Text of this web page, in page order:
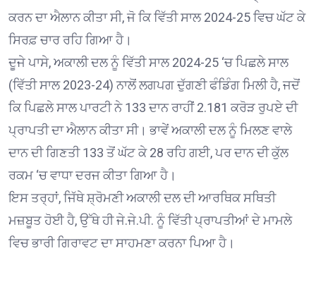
ਕਰਨ ਦਾ ਐਲਾਨ ਕੀਤਾ ਸੀ, ਜੋ ਕਿ ਵਿੱਤੀ ਸਾਲ 2024-25 ਵਿਚ ਘੱਟ ਕੇ
ਸਿਰਫ਼ ਚਾਰ ਰਹਿ ਗਿਆ ਹੈ।
ਦੂਜੇ ਪਾਸੇ, ਅਕਾਲੀ ਦਲ ਨੂੰ ਵਿੱਤੀ ਸਾਲ 2024-25 ‘ਚ ਪਿਛਲੇ ਸਾਲ
(ਵਿੱਤੀ ਸਾਲ 2023-24) ਨਾਲੋਂ ਲਗਪਗ ਦੁੱਗਣੀ ਫੰਡਿੰਗ ਮਿਲੀ ਹੈ, ਜਦੋਂ
ਕਿ ਪਿਛਲੇ ਸਾਲ ਪਾਰਟੀ ਨੇ 133 ਦਾਨ ਰਾਹੀਂ 2.181 ਕਰੋੜ ਰੁਪਏ ਦੀ
ਪ੍ਰਾਪਤੀ ਦਾ ਐਲਾਨ ਕੀਤਾ ਸੀ। ਭਾਵੇਂ ਅਕਾਲੀ ਦਲ ਨੂੰ ਮਿਲਣ ਵਾਲੇ
ਦਾਨ ਦੀ ਗਿਣਤੀ 133 ਤੋਂ ਘੱਟ ਕੇ 28 ਰਹਿ ਗਈ, ਪਰ ਦਾਨ ਦੀ ਕੁੱਲ
ਰਕਮ ‘ਚ ਵਾਧਾ ਦਰਜ ਕੀਤਾ ਗਿਆ ਹੈ।
ਇਸ ਤਰ੍ਹਾਂ, ਜਿੱਥੇ ਸ਼੍ਰੋਮਣੀ ਅਕਾਲੀ ਦਲ ਦੀ ਆਰਥਿਕ ਸਥਿਤੀ
ਮਜ਼ਬੂਤ ਹੋਈ ਹੈ, ਉੱਥੇ ਹੀ ਜੇ.ਜੇ.ਪੀ. ਨੂੰ ਵਿੱਤੀ ਪ੍ਰਾਪਤੀਆਂ ਦੇ ਮਾਮਲੇ
ਵਿਚ ਭਾਰੀ ਗਿਰਾਵਟ ਦਾ ਸਾਹਮਣਾ ਕਰਨਾ ਪਿਆ ਹੈ।